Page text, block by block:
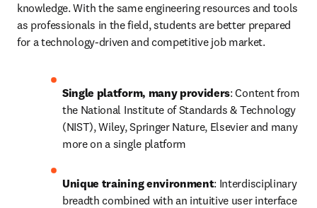
knowledge. With the same engineering resources and tools
as professionals in the field, students are better prepared
for a technology-driven and competitive job market.
Single platform, many providers: Content from
the National Institute of Standards & Technology
(NIST), Wiley, Springer Nature, Elsevier and many
more on a single platform
Unique training environment: Interdisciplinary
breadth combined with an intuitive user interface